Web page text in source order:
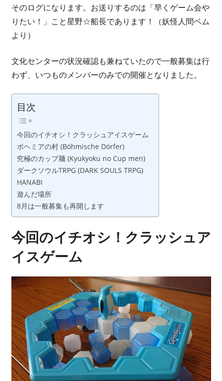
的
に
は
ー
ド
ゲ
ー
ム
カ
フ
ェ
と
か
開
業
し
し
ま
い
ま
す？
そのログになります。お送りするのは「早くゲーム会や
りたい！」こと星野☆船長であります！（妖怪人間ベム
より）
文化センターの状況確認も兼ねていたので一般募集は行
わず、いつものメンバーのみでの開催となりました。
目次
今回のイチオシ！クラッシュアイスゲーム
ボヘミアの村 (Böhmische Dörfer)
究極のカップ麺 (Kyukyoku no Cup men)
ダークソウルTRPG (DARK SOULS TRPG)
HANABI
遊んだ場所
8月は一般募集も再開します
今回のイチオシ！クラッシュア
イスゲーム